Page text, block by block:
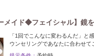
メイド◆フェイシャル】鏡
「1回でこんなに変わるんだ」と
ウンセリングであなたに合わせて